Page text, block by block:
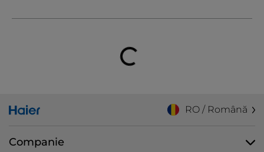
RO / Română
Companie